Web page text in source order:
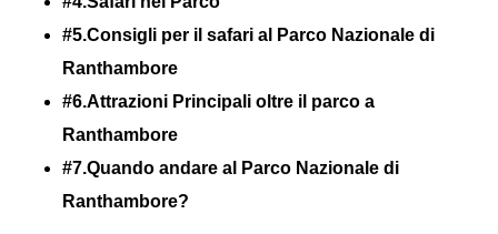
#5.Consigli per il safari al Parco Nazionale di
Ranthambore
#6.Attrazioni Principali oltre il parco a
Ranthambore
#7.Quando andare al Parco Nazionale di
Ranthambore?